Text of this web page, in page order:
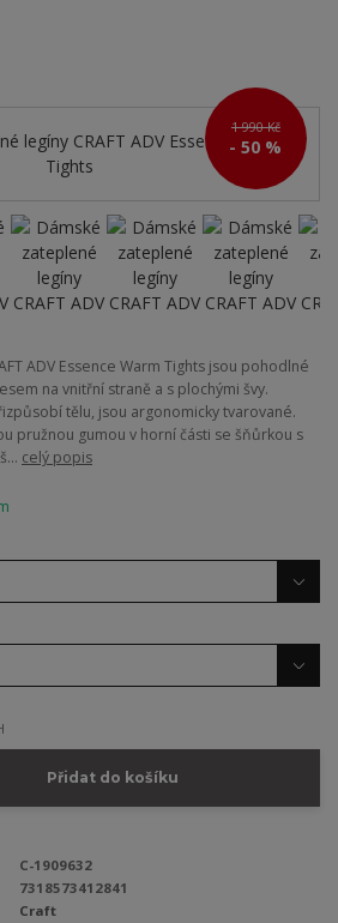
1 990 Kč
- 50 %
ADV Essence Warm Tights jsou pohodlné
na vnitřní straně a s plochými švy.
tělu, jsou argonomicky tvarované.
pružnou gumou v horní části se šňůrkou s
celý popis
Přidat do košíku
C-1909632
7318573412841
Craft